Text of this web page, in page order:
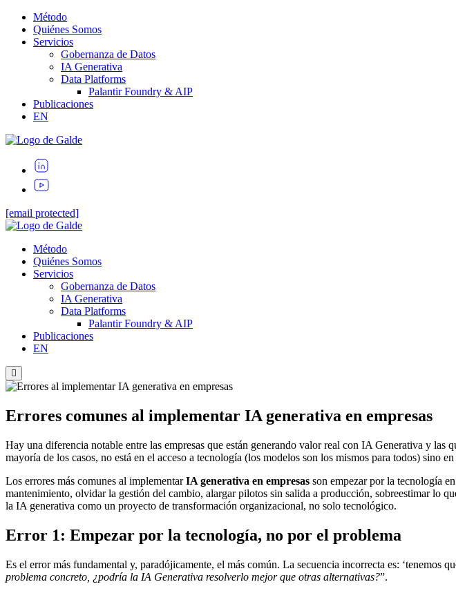
Método
Quiénes Somos
Servicios
Gobernanza de Datos
IA Generativa
Data Platforms
Palantir Foundry & AIP
Publicaciones
EN
[email protected]
Método
Quiénes Somos
Servicios
Gobernanza de Datos
IA Generativa
Data Platforms
Palantir Foundry & AIP
Publicaciones
EN
Menú
conmutador
hamburguesa
Errores comunes al implementar IA generativa en empresas
Hay una diferencia notable entre las empresas que están generando valor real con IA Generativa y
mayoría de los casos, no está en el acceso a tecnología (los modelos son los mismos para todos) sino
Los errores más comunes al implementarIA generativa en empresas son empezar por la tecnología
mantenimiento, olvidar la gestión del cambio, alargar pilotos sin salida a producción, sobreestimar lo
la IA generativa como un proyecto de transformación organizacional, no solo tecnológico.
Error 1: Empezar por la tecnología, no por el problema
Es el error más fundamental y, paradójicamente, el más común. La secuencia incorrecta es: ‘tenemos
problema concreto, ¿podría la IA Generativa resolverlo mejor que otras alternativas?”.